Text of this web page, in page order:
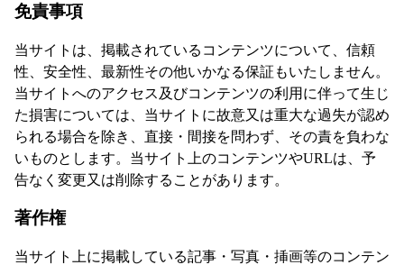
免責事項
当サイトは、掲載されているコンテンツについて、信頼
性、安全性、最新性その他いかなる保証もいたしません。
当サイトへのアクセス及びコンテンツの利用に伴って生じ
た損害については、当サイトに故意又は重大な過失が認め
られる場合を除き、直接・間接を問わず、その責を負わな
いものとします。当サイト上のコンテンツやURLは、予
告なく変更又は削除することがあります。
著作権
当サイト上に掲載している記事・写真・挿画等のコンテン